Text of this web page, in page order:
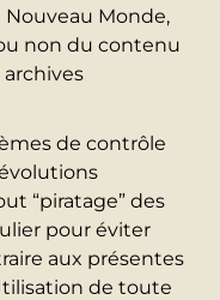
Nouveau Monde,
non du contenu
de contrôle
“piratage” des
pour éviter
aux présentes
de toute